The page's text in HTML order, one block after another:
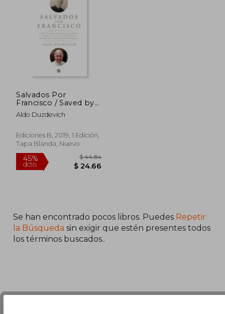
Salvados Por
Francisco / Saved by
Francis
Aldo Duzdevich
Ediciones B, 2019, 1 Edición,
Tapa Blanda, Nuevo
45%
dcto.
$ 44.84
$ 24.66
Se han encontrado pocos libros. Puedes Repetir
la Búsqueda sin exigir que estén presentes todos
los términos buscados..